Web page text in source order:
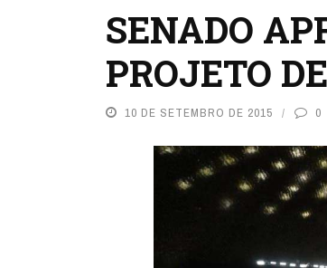
SENADO
PROJETO
10 DE SETEMBRO DE 2015 0